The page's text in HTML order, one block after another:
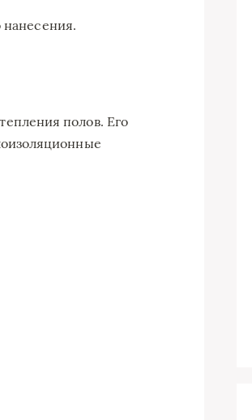
нанесения.
полов. Его